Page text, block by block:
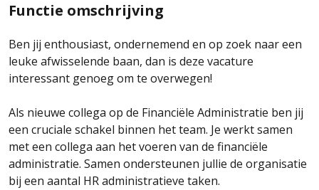
Functie omschrijving
Ben jij enthousiast, ondernemend en op zoek naar een
leuke afwisselende baan, dan is deze vacature
interessant genoeg om te overwegen!
Als nieuwe collega op de Financiële Administratie ben jij
een cruciale schakel binnen het team. Je werkt samen
met een collega aan het voeren van de financiële
administratie. Samen ondersteunen jullie de organisatie
bij een aantal HR administratieve taken.